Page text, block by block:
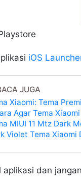
iOS
JUGA
Xiaomi: Tema
Agar Tema
MIUI 11 Mtz Dark
Violet Tema
aplikasi dan